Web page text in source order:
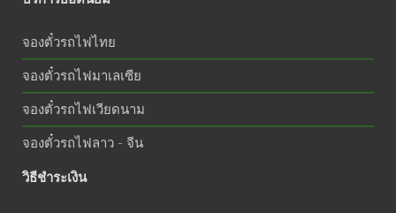
จองตั๋วรถไฟไทย
จองตั๋วรถไฟมาเลเซีย
จองตั๋วรถไฟเวียดนาม
จองตั๋วรถไฟลาว - จีน
วิธีชำระเงิน